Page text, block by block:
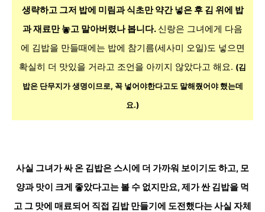
생략하고 그저 밥에 미림과 식초만 약간 넣은 후 김 위에 밥
과 재료만 놓고 말아버렸나 봅니다. 신랑은 그녀에게 다음
에 김밥을 만들때에는 밥에 참기름(세사미 오일)도 넣으면
확실히 더 맛있을 거라고 조언을 아끼지 않았다고 해요. (김
밥은 단무지가 생명이므로, 꼭 넣어야한다고도 말해줬어야 했는데
요.)
사실 그녀가 싸 온 김밥은 스시에 더 가까워 보이기도 하고, 모
양과 맛이 크게 좋았다고는 볼 수 없지만요, 제가 싼 김밥을 먹
고 그 맛에 매료되어 직접 김밥 만들기에 도전했다는 사실 자체